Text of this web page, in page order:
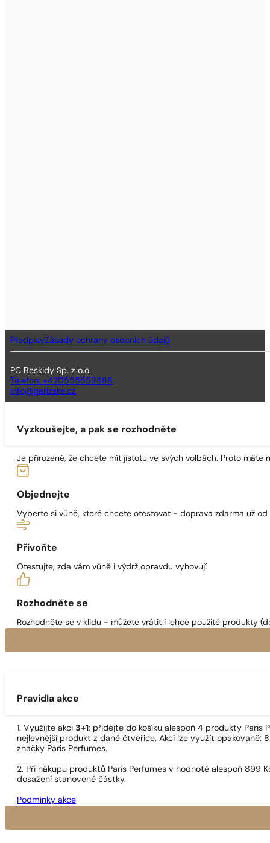
PředpisyZásady ochrany osobních údajů
PC Beskidy Sp. z o.o.
Telefon: +420555558888
info@parizske.cz
Vyzkoušejte, a pak se rozhodněte
Je přirozené, že chcete mít jistotu ve svých volbách. Proto máte
Objednejte
Vyberte si vůně, které chcete otestovat - doprava zdarma už
Přivoňte
Otestujte, zda vám vůně i výdrž opravdu vyhovují
Rozhodněte se
Rozhodněte se v klidu - můžete vrátit i lehce použité produkty
Pravidla akce
1. Využijte akci 3+1: přidejte do košíku alespoň 4 produkty
nejlevnější produkt z dané čtveřice. Akci lze využít opakovaně:
značky Paris Perfumes.
2. Při nákupu produktů Paris Perfumes v hodnotě alespoň
dosažení stanovené částky.
Podmínky akce